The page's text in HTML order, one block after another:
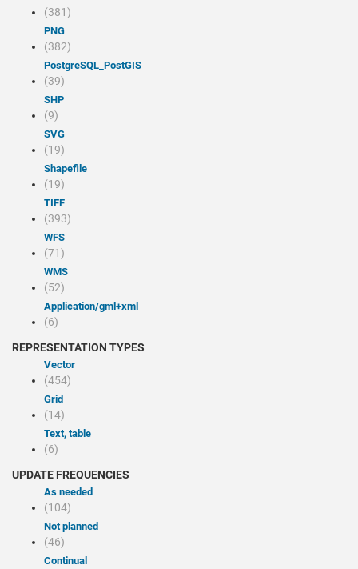
(381)
PNG
(382)
PostgreSQL_PostGIS
(39)
SHP
(9)
SVG
(19)
Shapefile
(19)
TIFF
(393)
WFS
(71)
WMS
(52)
application/gml+xml
(6)
REPRESENTATION TYPES
Vector
(454)
Grid
(14)
Text, table
(6)
UPDATE FREQUENCIES
As needed
(104)
Not planned
(46)
Continual